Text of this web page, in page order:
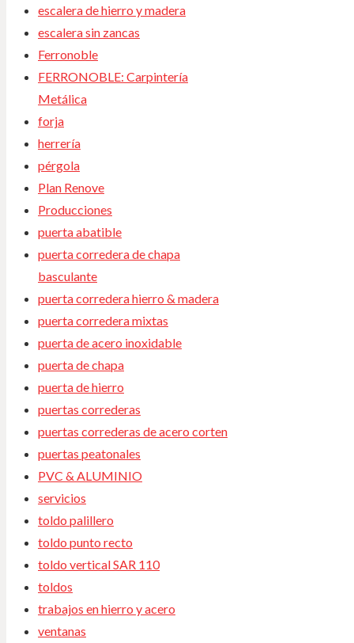
escalera de hierro y madera
escalera sin zancas
Ferronoble
FERRONOBLE: Carpintería
Metálica
forja
herrería
pérgola
Plan Renove
Producciones
puerta abatible
puerta corredera de chapa
basculante
puerta corredera hierro & madera
puerta corredera mixtas
puerta de acero inoxidable
puerta de chapa
puerta de hierro
puertas correderas
puertas correderas de acero corten
puertas peatonales
PVC & ALUMINIO
servicios
toldo palillero
toldo punto recto
toldo vertical SAR 110
toldos
trabajos en hierro y acero
ventanas